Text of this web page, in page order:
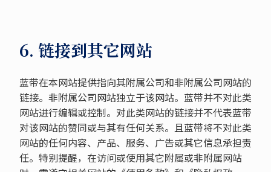
6. 链接到其它网站
蓝带在本网站提供指向其附属公司和非附属公司网站的
链接。非附属公司网站独立于该网站。蓝带并不对此类
网站进行编辑或控制。对此类网站的链接并不代表蓝带
对该网站的赞同或与其有任何关系。且蓝带将不对此类
网站的任何内容、产品、服务、广告或其它信息承担责
任。特别提醒，在访问或使用其它附属或非附属网站